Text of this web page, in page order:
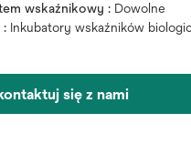
wskaźnikowy : Dowolne
: Inkubatory wskaźników
się z nami